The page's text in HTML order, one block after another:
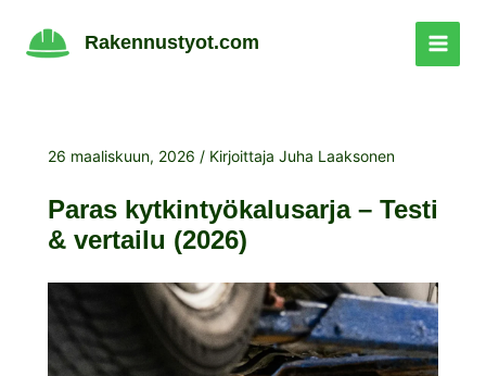
sisältöön
Rakennustyot.com
26 maaliskuun, 2026 / Kirjoittaja Juha Laaksonen
Paras kytkintyökalusarja – Testi
& vertailu (2026)